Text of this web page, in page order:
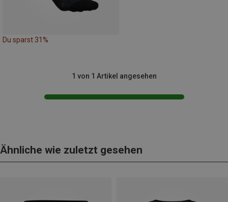
Du sparst 31%
1 von 1 Artikel angesehen
Ähnliche wie zuletzt gesehen